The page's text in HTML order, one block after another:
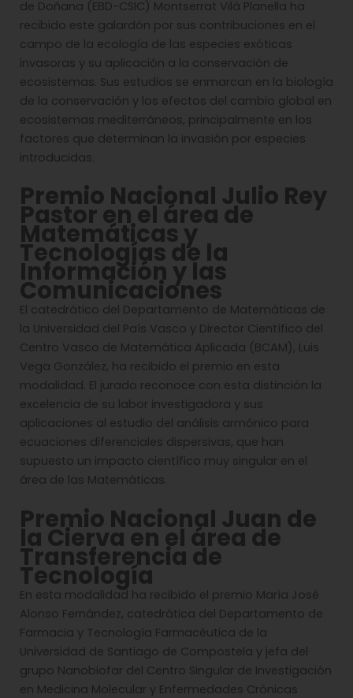
de Doñana (EBD-CSIC) Montserrat Vilà Planella ha
recibido este galardón por sus contribuciones en el
campo de la ecología de las especies exóticas
invasoras y su aplicación a la conservación de
ecosistemas. Sus estudios se enmarcan en la biología
de la conservación y los efectos del cambio global en
ecosistemas mediterráneos, principalmente en los
factores que determinan la invasión por especies
introducidas.
Premio Nacional Julio Rey
Pastor en el área de
Matemáticas y
Tecnologías de la
Información y las
Comunicaciones
El catedrático del Departamento de Matemáticas de
la Universidad del País Vasco y Director Científico del
Centro Vasco de Matemática Aplicada (BCAM), Luis
Vega González, ha recibido el premio en esta
modalidad. El jurado reconoce con esta distinción la
excelencia de su labor investigadora y sus
aplicaciones al estudio del análisis armónico para
ecuaciones diferenciales dispersivas, que han
supuesto un impacto científico muy singular en el
área de las Matemáticas.
Premio Nacional Juan de
la Cierva en el área de
Transferencia de
Tecnología
En esta modalidad ha recibido el premio María José
Alonso Fernández, catedrática del Departamento de
Farmacia y Tecnología Farmacéutica de la
Universidad de Santiago de Compostela y jefa del
grupo Nanobiofar del Centro Singular de Investigación
en Medicina Molecular y Enfermedades Crónicas